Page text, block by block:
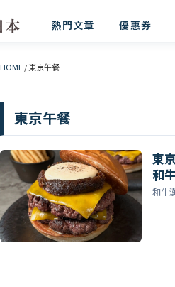
熱門文章 優惠券
HOME/東京午餐
東京午餐
東
和
和牛